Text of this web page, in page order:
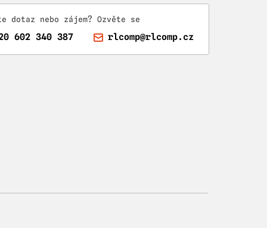
dotaz nebo zájem? Ozvěte se
602 340 387 rlcomp@rlcomp.cz